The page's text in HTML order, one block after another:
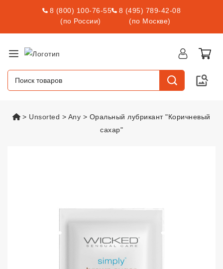
8 (800) 100-76-55
(по России)
8 (495) 789-42-08
(по Москве)
vsexshop.ru
Unsorted Any
Оральный лубрикант "Коричневый
сахар"